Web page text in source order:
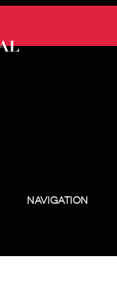
NAVIGATION